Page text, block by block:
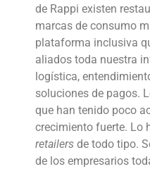
de Rappi existen
marcas de consumo
plataforma inclusiva
aliados toda nuestra
logística,
soluciones de pagos.
que han tenido poco
crecimiento fuerte. Lo
retailers de todo tipo.
de los empresarios